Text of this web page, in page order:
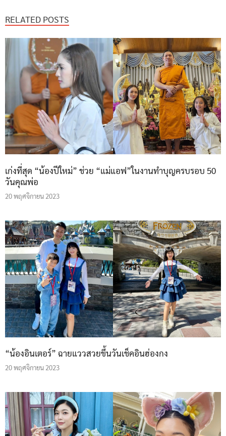
RELATED POSTS
เก่งที่สุด “น้องปีใหม่” ช่วย “แม่แอฟ”ในงานทำบุญครบรอบ 50
วันคุณพ่อ
20 พฤศจิกายน 2023
“น้องอินเตอร์” ฉายแววสวยขึ้นวันเช็คอินฮ่องกง
20 พฤศจิกายน 2023